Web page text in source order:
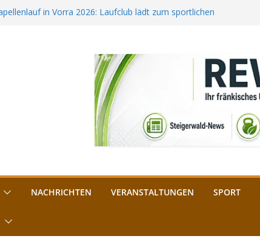
in Vorra 2026: Laufclub lädt zum sportlichen
Böhnla“: Kaffee aus Bamberg unterstützt die
Kerwa startet bald: Das ist heuer geboten
am Friedhof in Schlüsselfeld: Kreuzung ab 3.
gesperrt
NACHRICHTEN VERANSTALTUNGEN SPORT